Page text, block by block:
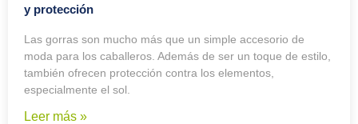
y protección
Las gorras son mucho más que un simple accesorio de
moda para los caballeros. Además de ser un toque de estilo,
también ofrecen protección contra los elementos,
especialmente el sol.
Leer más »